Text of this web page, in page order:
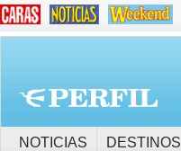
NOTICIAS DESTINOS